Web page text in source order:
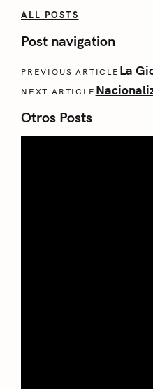
ALL POSTS
Post navigation
PREVIOUS ARTICLE La
NEXT ARTICLE
Otros Posts